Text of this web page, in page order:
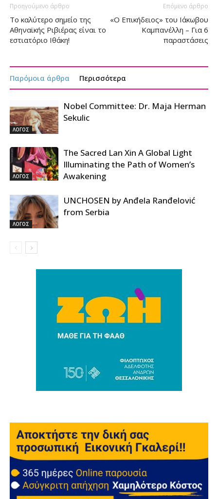
Προηγούμενο άρθρο
Το καλύτερο σημείο της
Αθηναϊκής Ριβιέρας είναι το
εστιατόριο Ιθάκη!
Επόμενο άρθρο
«Ο Επικήδειος» του Ιάκωβου
Καμπανέλλη – Για 6
παραστάσεις
Παρόμοια άρθρα Περισσότερα
ΛΟΓΟΣ
Nobel Committee: Dr. Maja Herman
Sekulic
ΛΟΓΟΣ
The Sacred Lan Xin A Global Light
Illuminating the Path of Women’s
Awakening
ΛΟΓΟΣ
UNCHOSEN by Anđela Ranđelović
from Serbia